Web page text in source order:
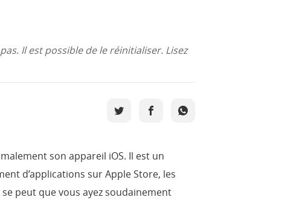
Il est possible de le réinitialiser. Lisez
son appareil iOS. Il est un
d’applications sur Apple Store, les
peut que vous ayez soudainement